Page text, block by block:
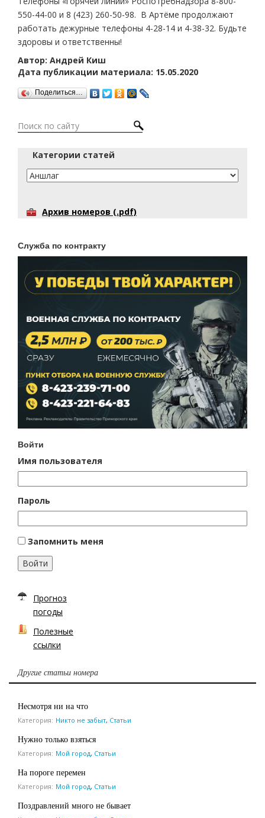
550-44-00 и 8 (423) 260-50-98. В Артёме продолжают
работать дежурные телефоны 4-28-14 и 4-38-32. Будьте
здоровы и ответственны!
Автор: Андрей Киш
Дата публикации материала: 15.05.2020
Поделиться…
Категории статей
Архив номеров (.pdf)
Служба по контракту
Войти
Имя пользователя
Пароль
Запомнить меня
Войти
Прогноз
погоды
Полезные
ссылки
Другие статьи номера
Несмотря ни на что
Категория: Никто не забыт, Статьи
Нужно только взяться
Категория: Мой город, Статьи
На пороге перемен
Категория: Мой город, Статьи
Поздравлений много не бывает